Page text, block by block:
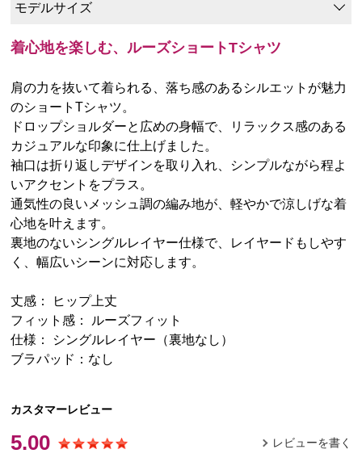
モデルサイズ
着心地を楽しむ、ルーズショートTシャツ
肩の力を抜いて着られる、落ち感のあるシルエットが魅力
のショートTシャツ。
ドロップショルダーと広めの身幅で、リラックス感のある
カジュアルな印象に仕上げました。
袖口は折り返しデザインを取り入れ、シンプルながら程よ
いアクセントをプラス。
通気性の良いメッシュ調の編み地が、軽やかで涼しげな着
心地を叶えます。
裏地のないシングルレイヤー仕様で、レイヤードもしやす
く、幅広いシーンに対応します。
丈感： ヒップ上丈
フィット感： ルーズフィット
仕様： シングルレイヤー（裏地なし）
ブラパッド：なし
カスタマーレビュー
5.00 レビューを書く